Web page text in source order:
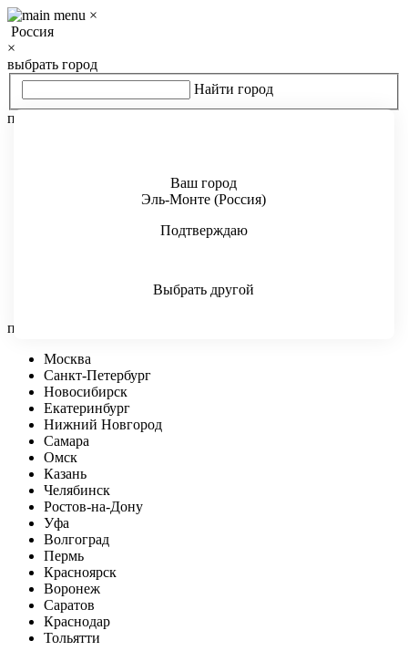
×
Россия
×
выбрать город
Найти город
популярные страны
популярные города
Москва
Санкт-Петербург
Новосибирск
Екатеринбург
Нижний Новгород
Самара
Омск
Казань
Челябинск
Ростов-на-Дону
Уфа
Волгоград
Пермь
Красноярск
Воронеж
Саратов
Краснодар
Тольятти
Ваш город
Эль-Монте (Россия)
Подтверждаю
Выбрать другой